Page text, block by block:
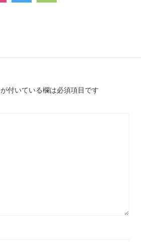
が付いている欄は必須項目です